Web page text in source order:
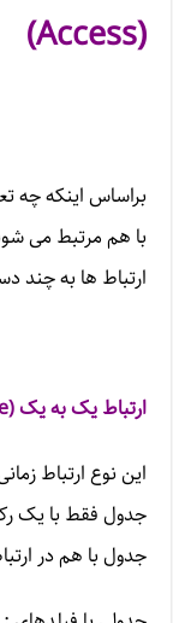
(
Access
)
براساس اینکه چه
با هم مرتبط می
ارتباط ها به چند
ارتباط یک به یک (
این نوع ارتباط
جدول فقط با یک
جدول با هم در